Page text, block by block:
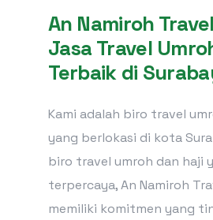
An Namiroh
Jasa Travel
Terbaik di
Kami adalah biro travel
yang berlokasi di kota
biro travel umroh dan haji
terpercaya, An Namiroh
memiliki komitmen yang